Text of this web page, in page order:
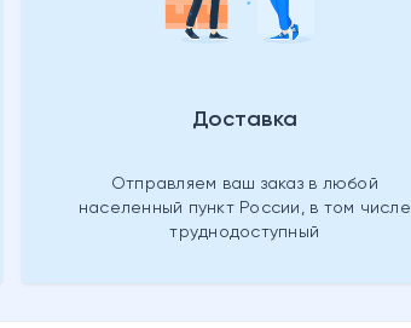
Доставка
Отправляем ваш заказ в любой
населенный пункт России, в том числе
труднодоступный